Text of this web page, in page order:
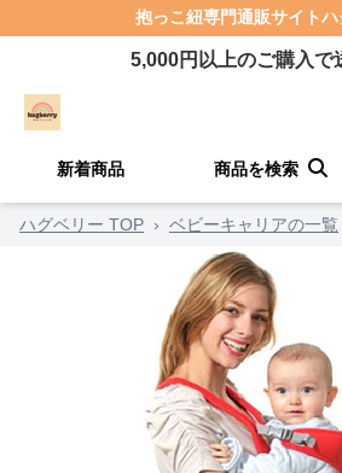
抱っこ紐専門通販サイトハ
5,000円以上のご購入で
新着商品 商品を検索
ハグベリー TOP › ベビーキャリアの一覧